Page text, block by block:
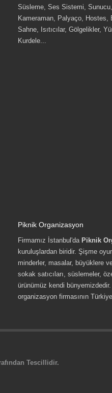
Süsleme, Ses Sistemi,
Kameraman, Palyaço, Hostes,
Sahne, Isıtıcılar, Gölgelikler,
Kurdele...
Piknik Organizasyon
Firmamız İstanbul'da Piknik
kuruluşlardan biridir. Şişme
minderler, masalar, büyüklere
sokak satıcıları, süslemeler,
ürünümüz kendi
organizasyon firmasının
Tescillidir.